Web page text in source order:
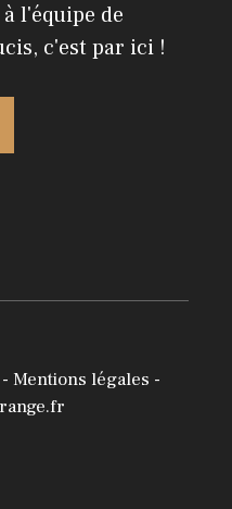
l'équipe de
c'est par ici !
- Mentions légales -